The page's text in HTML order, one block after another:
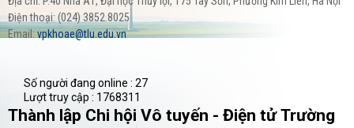
Điện thoại: (024) 3852.8025
Email:vpkhoae@tlu.edu.vn
Số người đang online : 27
Lượt truy cập : 1768311
Thành lập Chi hội Vô tuyến - Điện tử Trường